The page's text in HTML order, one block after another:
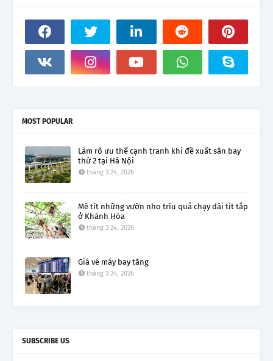
MOST POPULAR
Làm rõ ưu thế cạnh tranh khi đề xuất sân bay
thứ 2 tại Hà Nội
tháng 3 24, 2026
Mê tít những vườn nho trĩu quả chạy dài tít tắp
ở Khánh Hòa
tháng 3 24, 2026
Giá vé máy bay tăng
tháng 3 24, 2026
SUBSCRIBE US